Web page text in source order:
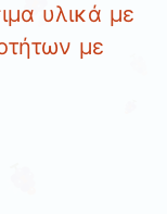
υλικά με
με